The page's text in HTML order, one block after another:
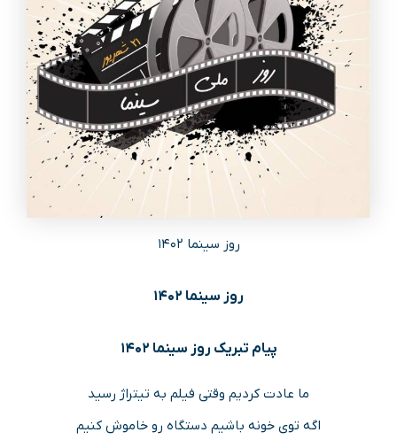
روز سینما ۱۴۰۲
روز سینما ۱۴۰۲
پیام تبریک روز سینما ۱۴۰۲
ما عادت کردیم وقتی فیلم به تیتراژ رسید
اگه توی خونه باشیم دستگاه رو خاموش کنیم